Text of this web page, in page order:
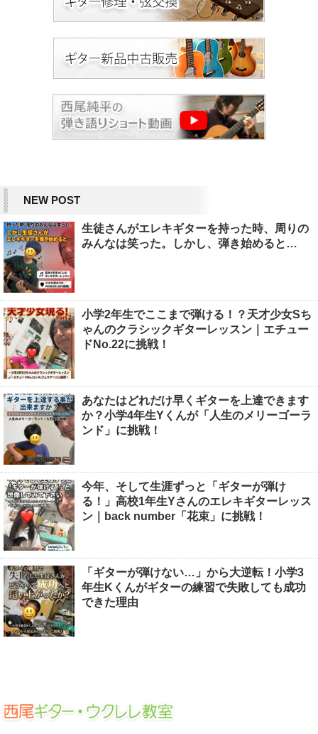
NEW POST
生徒さんがエレキギターを持った時、周りの
みんなは笑った。しかし、弾き始めると…
小学2年生でここまで弾ける！？天才少女Sち
ゃんのクラシックギターレッスン｜エチュー
ドNo.22に挑戦！
あなたはどれだけ早くギターを上達できます
か？小学4年生Yくんが「人生のメリーゴーラ
ンド」に挑戦！
今年、そして生涯ずっと「ギターが弾け
る！」高校1年生Yさんのエレキギターレッス
ン｜back number「花束」に挑戦！
「ギターが弾けない…」から大逆転！小学3
年生Kくんがギターの練習で失敗しても成功
できた理由